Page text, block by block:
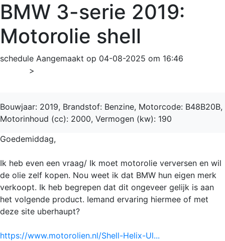
BMW 3-serie 2019:
Motorolie shell
schedule Aangemaakt op 04-08-2025 om 16:46
>
Bouwjaar: 2019, Brandstof: Benzine, Motorcode: B48B20B,
Motorinhoud (cc): 2000, Vermogen (kw): 190
Goedemiddag,
Ik heb even een vraag/ Ik moet motorolie verversen en wil
de olie zelf kopen. Nou weet ik dat BMW hun eigen merk
verkoopt. Ik heb begrepen dat dit ongeveer gelijk is aan
het volgende product. Iemand ervaring hiermee of met
deze site uberhaupt?
https://www.motorolien.nl/Shell-Helix-Ul...